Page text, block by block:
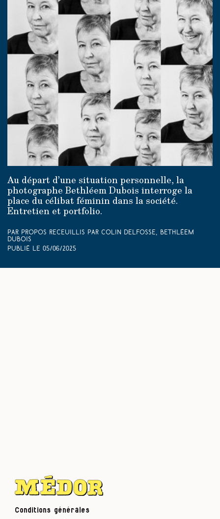
Au départ d’une situation personnelle, la
photographe Bethléem Dubois interroge la
place du célibat féminin dans la société.
Entretien et portfolio.
Par Propos receuillis par Colin Delfosse, Bethléem
Dubois
Publié le 05/06/2025
Conditions générales